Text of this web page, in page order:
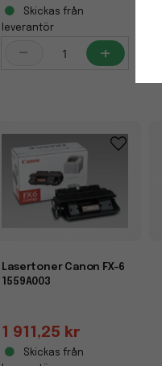
Skickas från
leverantör
- +
Lasertoner Canon FX-6
1559A003
1 911,25 kr
Skickas från